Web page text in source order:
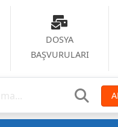
DOSYA
BAŞVURULARI